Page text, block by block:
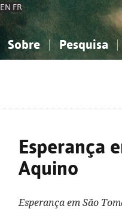
EN FR
Sobre Pesquisa
Esperança
Aquino
Esperança em São